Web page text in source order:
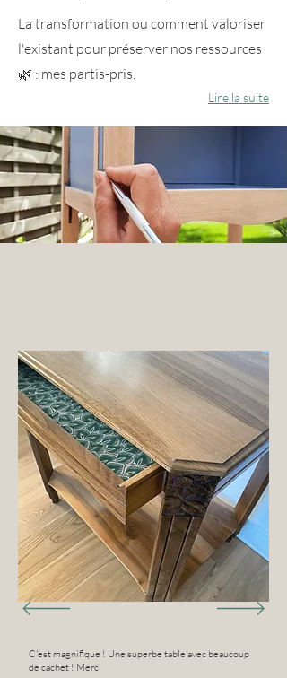
La transformation ou comment valoriser
l'existant pour préserver nos ressources
🌿 : mes partis-pris.
Lire la suite
C'est magnifique ! Une superbe table avec beaucoup
de cachet ! Merci